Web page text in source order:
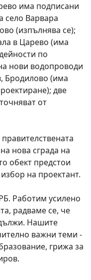
има подписани
село Варвара
(изпълнява се);
в Царево (има
по
нови водопроводи
Бродилово (има
две
от
нова сграда на
обект предстои
на проектант.
Работим усилено
радваме се, че
Нашите
важни теми -
грижа за